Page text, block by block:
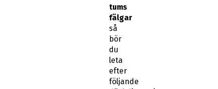
tums
fälgar
så
bör
du
leta
efter
följande